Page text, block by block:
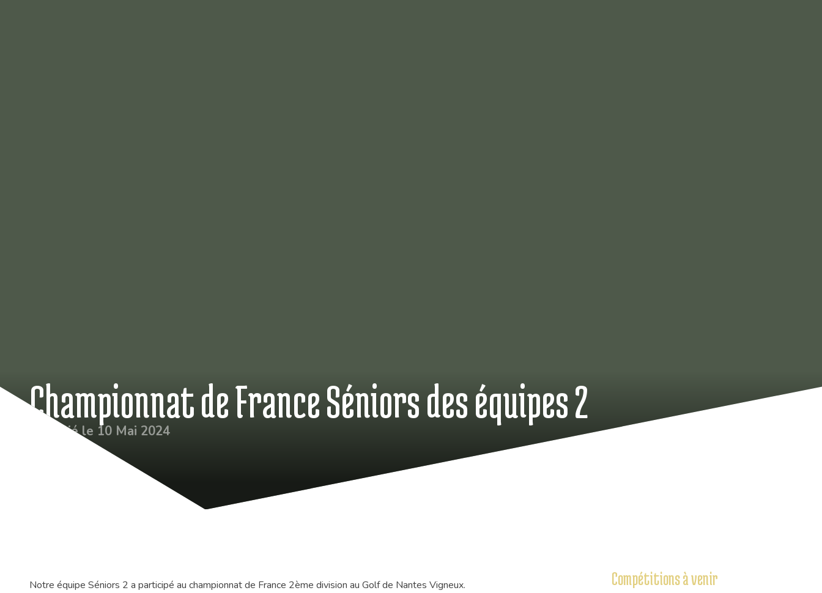
Championnat de France Séniors des équipes 2
Publié le 10 Mai 2024
Notre équipe Séniors 2 a participé au championnat de France 2ème division au Golf de Nantes Vigneux. Compétitions à venir